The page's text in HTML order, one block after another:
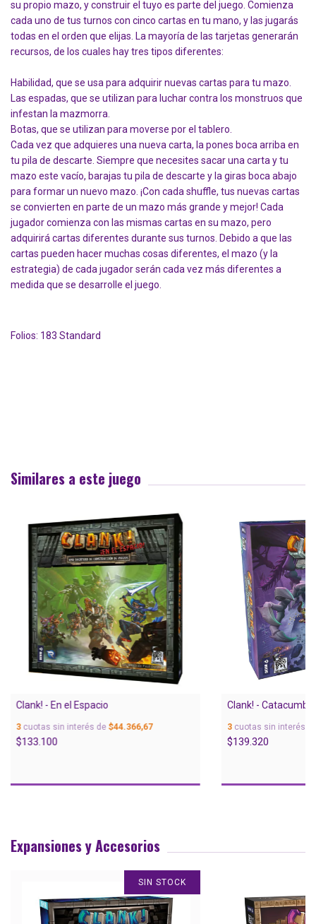
su propio mazo, y construir el tuyo es parte del juego. Comienza
cada uno de tus turnos con cinco cartas en tu mano, y las jugarás
todas en el orden que elijas. La mayoría de las tarjetas generarán
recursos, de los cuales hay tres tipos diferentes:
Habilidad, que se usa para adquirir nuevas cartas para tu mazo.
Las espadas, que se utilizan para luchar contra los monstruos que
infestan la mazmorra.
Botas, que se utilizan para moverse por el tablero.
Cada vez que adquieres una nueva carta, la pones boca arriba en
tu pila de descarte. Siempre que necesites sacar una carta y tu
mazo este vacío, barajas tu pila de descarte y la giras boca abajo
para formar un nuevo mazo. ¡Con cada shuffle, tus nuevas cartas
se convierten en parte de un mazo más grande y mejor! Cada
jugador comienza con las mismas cartas en su mazo, pero
adquirirá cartas diferentes durante sus turnos. Debido a que las
cartas pueden hacer muchas cosas diferentes, el mazo (y la
estrategia) de cada jugador serán cada vez más diferentes a
medida que se desarrolle el juego.
Folios: 183 Standard
Similares a este juego
Clank! - En el Espacio
3cuotas sin interés de$44.366,67
$133.100
Clank! -
3cuotas sin interés
$139.320
Expansiones y Accesorios
SIN STOCK